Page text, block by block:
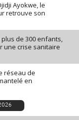
Ayokwe, le
retrouve son
plus de 300 enfants,
une crise sanitaire
réseau de
en